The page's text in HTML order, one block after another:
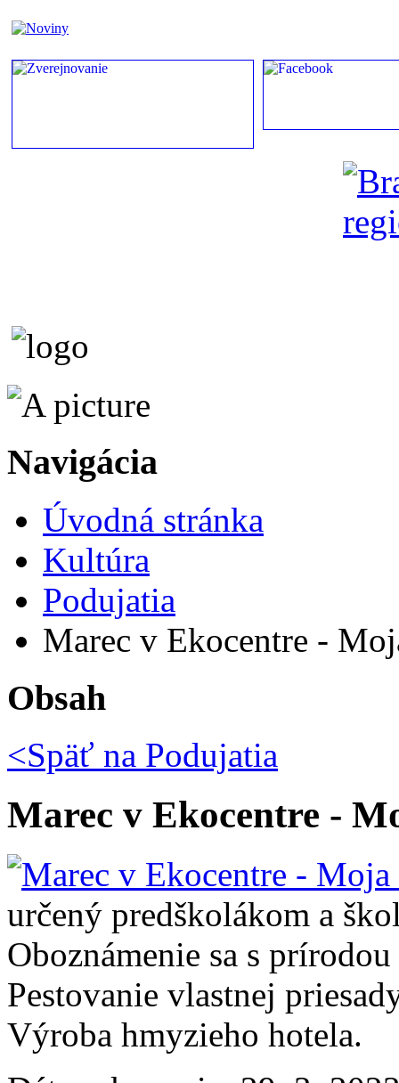
Navigácia
Úvodná stránka
Kultúra
Podujatia
Marec v Ekocentre -
Obsah
<Späť na Podujatia
Marec v Ekocentre -
určený predškolákom a
Oboznámenie sa s
Pestovanie vlastnej
Výroba hmyzieho hotela.